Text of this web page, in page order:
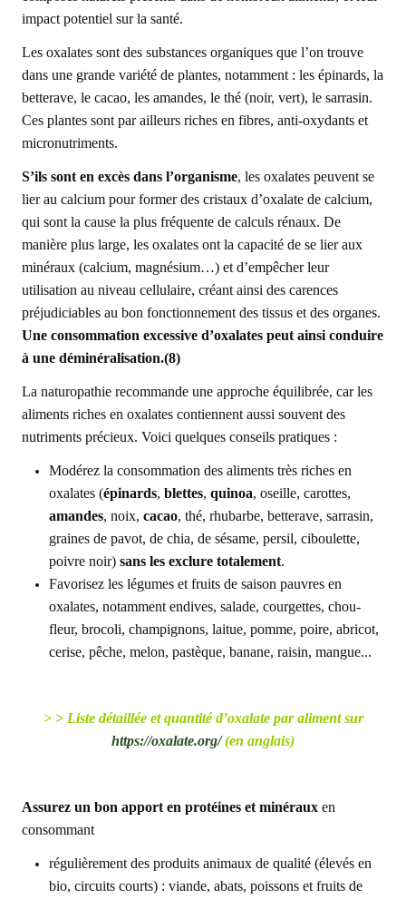
impact potentiel sur la santé.
Les oxalates sont des substances organiques que l’on trouve
dans une grande variété de plantes, notamment : les épinards, la
betterave, le cacao, les amandes, le thé (noir, vert), le sarrasin.
Ces plantes sont par ailleurs riches en fibres, anti-oxydants et
micronutriments.
S’ils sont en excès dans l’organisme, les oxalates peuvent se
lier au calcium pour former des cristaux d’oxalate de calcium,
qui sont la cause la plus fréquente de calculs rénaux. De
manière plus large, les oxalates ont la capacité de se lier aux
minéraux (calcium, magnésium…) et d’empêcher leur
utilisation au niveau cellulaire, créant ainsi des carences
préjudiciables au bon fonctionnement des tissus et des organes.
Une consommation excessive d’oxalates peut ainsi conduire
à une déminéralisation.(8)
La naturopathie recommande une approche équilibrée, car les
aliments riches en oxalates contiennent aussi souvent des
nutriments précieux. Voici quelques conseils pratiques :
Modérez la consommation des aliments très riches en
oxalates (épinards, blettes, quinoa, oseille, carottes,
amandes, noix, cacao, thé, rhubarbe, betterave, sarrasin,
graines de pavot, de chia, de sésame, persil, ciboulette,
poivre noir) sans les exclure totalement.
Favorisez les légumes et fruits de saison pauvres en
oxalates, notamment endives, salade, courgettes, chou-
fleur, brocoli, champignons, laitue, pomme, poire, abricot,
cerise, pêche, melon, pastèque, banane, raisin, mangue...
> > Liste détaillée et quantité d’oxalate par aliment sur
https://oxalate.org/(en anglais)
Assurez un bon apport en protéines et minéraux en
consommant
régulièrement des produits animaux de qualité (élevés en
bio, circuits courts) : viande, abats, poissons et fruits de